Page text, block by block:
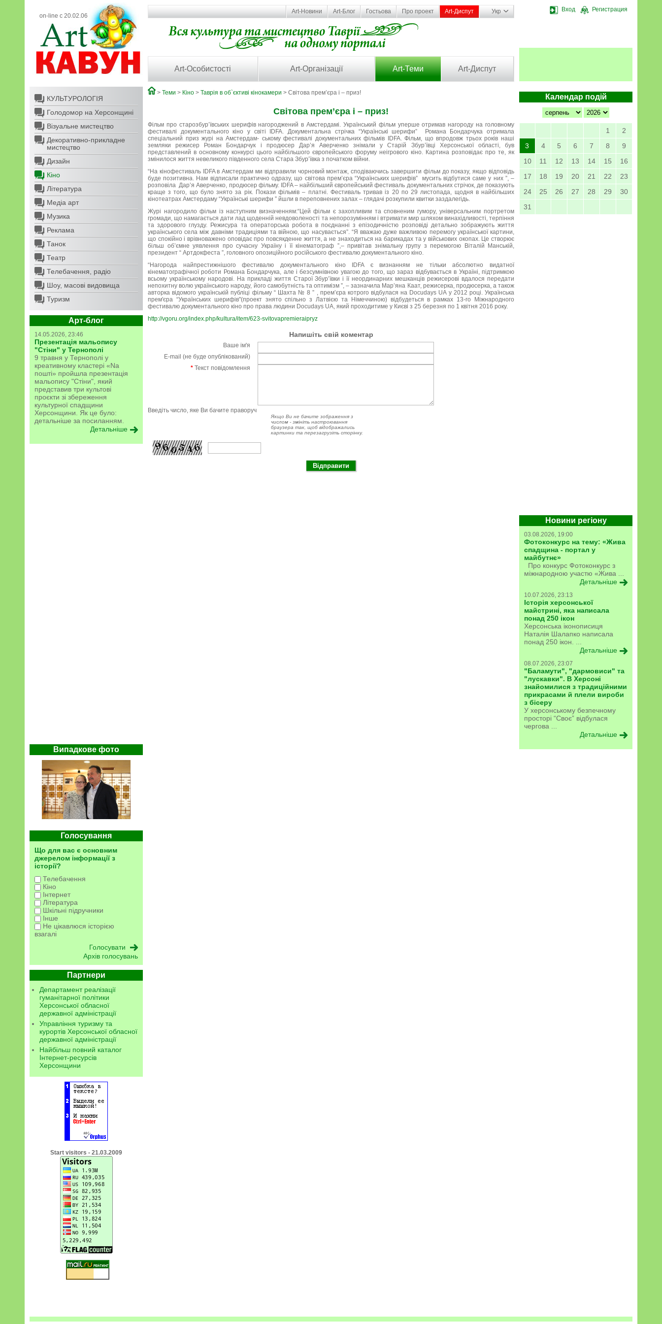
on-line с 20.02.06
Вход Регистрация
Art-Новини Art-Блог Гостьова Про проект Art-Диспут Укр
Art-Особистості Art-Організації Art-Теми Art-Диспут
КУЛЬТУРОЛОГІЯ
Голодомор на Херсонщині
Візуальне мистецтво
Декоративно-прикладне
мистецтво
Дизайн
Кіно
Література
Медіа арт
Музика
Реклама
Танок
Театр
Телебачення, радіо
Шоу, масові видовища
Туризм
Арт-блог
14.05.2026, 23:46
Презентація мальопису
"Стіни" у Тернополі
9 травня у Тернополі у
креативному кластері «Na
пошті» пройшла презентація
мальопису "Стіни", який
представив три культові
проєкти зі збереження
культурної спадщини
Херсонщини. Як це було:
детальніше за посиланням.
Детальніше
Випадкове фото
Голосування
Що для вас є основним
джерелом інформації з
історії?
Телебачення
Кіно
Інтернет
Література
Шкільні підручники
Інше
Не цікавлюся історією
взагалі
Архів голосувань
Партнери
Департамент реалізації
гуманітарної політики
Херсонської обласної
державної адміністрації
Управління туризму та
курортів Херсонської обласної
державної адміністрації
Найбільш повний каталог
Інтернет-ресурсів
Херсонщини
Start visitors - 21.03.2009
Календар подій
1
2
3
4 5 6 7 8
9
10
11 12 13 14 15
16
17
18 19 20 21 22
23
24
25 26 27 28 29
30
31
Новини регіону
03.08.2026, 19:00
Фотоконкурс на тему: «Жива
спадщина - портал у
майбутнє»
Про конкурс Фотоконкурс з
міжнародною участю «Жива ...
Детальніше
10.07.2026, 23:13
Історія херсонської
майстрині, яка написала
понад 250 ікон
Херсонська іконописиця
Наталія Шалапко написала
понад 250 ікон. ...
Детальніше
08.07.2026, 23:07
"Баламути", "дармовиси" та
"лускавки". В Херсоні
знайомилися з традиційними
прикрасами й плели вироби
з бісеру
У херсонському безпечному
просторі “Своє” відбулася
чергова ...
Детальніше
> Теми > Кіно > Таврія в об`єктиві кінокамери > Світова прем’єра і – приз!
Світова прем’єра і – приз!
Фільм про старозбур’ївських шерифів нагороджений в Амстердамі. Український фільм уперше отримав нагороду на головному
фестивалі документального кіно у світі IDFA. Документальна стрічка “Українські шерифи” Романа Бондарчука отримала
спеціальний приз журі на Амстердам- ському фестивалі документальних фільмів IDFA. Фільм, що впродовж трьох років наші
земляки режисер Роман Бондарчук і продюсер Дар’я Аверченко знімали у Старій Збур’ївці Херсонської області, був
представлений в основному конкурсі цього найбільшого європейського форуму неігрового кіно. Картина розповідає про те, як
змінилося життя невеликого південного села Стара Збур’ївка з початком війни.
“На кінофестиваль IDFA в Амстердам ми відправили чорновий монтаж, сподіваючись завершити фільм до показу, якщо відповідь
буде позитивна. Нам відписали практично одразу, що світова прем’єра “Українських шерифів” мусить відбутися саме у них ”, –
розповіла Дар’я Аверченко, продюсер фільму. IDFA – найбільший європейський фестиваль документальних стрічок, де показують
краще з того, що було знято за рік. Покази фільмів – платні. Фестиваль тривав із 20 по 29 листопада, щодня в найбільших
кінотеатрах Амстердаму “Українські шерифи ” йшли в переповнених залах – глядачі розкупили квитки заздалегідь.
Журі нагородило фільм із наступним визначенням:“Цей фільм є захопливим та сповненим гумору, універсальним портретом
громади, що намагається дати лад щоденній невдоволеності та непорозумінням і втримати мир шляхом винахідливості, терпіння
та здорового глузду. Режисура та операторська робота в поєднанні з епізодичністю розповіді детально зображують життя
українського села між давніми традиціями та війною, що насувається”. “Я вважаю дуже важливою перемогу української картини,
що спокійно і врівноважено оповідає про повсякденне життя, а не знаходиться на барикадах та у військових окопах. Це створює
більш об’ємне уявлення про сучасну Україну і її кінематограф ”,– привітав знімальну групу з перемогою Віталій Манській,
президент “ Артдокфеста ”, головного опозиційного російського фестивалю документального кіно.
“Нагорода найпрестижнішого фестивалю документального кіно IDFA є визнанням не тільки абсолютно видатної
кінематографічної роботи Романа Бондарчука, але і безсумнівною увагою до того, що зараз відбувається в Україні, підтримкою
всьому українському народові. На прикладі життя Старої Збур’ївки і її неординарних мешканців режисерові вдалося передати
непохитну волю українського народу, його самобутність та оптимізм ”, – зазначила Мар’яна Каат, режисерка, продюсерка, а також
авторка відомого українській публіці фільму “ Шахта № 8 ” , прем’єра котрого відбулася на Docudays UA у 2012 році. Українська
прем'єра “Українських шерифів"(проект знято спільно з Латвією та Німеччиною) відбудеться в рамках 13-го Міжнародного
фестивалю документального кіно про права людини Docudays UA, який проходитиме у Києві з 25 березня по 1 квітня 2016 року.
http://vgoru.org/index.php/kultura/item/623-svitovapremieraipryz
Напишіть свій коментар
Ваше ім'я
E-mail (не буде опублікований)
* Текст повідомлення
Введіть число, яке Ви бачите праворуч
Якщо Ви не бачите зображення з
числом - змініть настроювання
браузера так, щоб відображались
картинки та перезагрузіть сторінку.